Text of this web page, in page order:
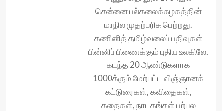
சென்னை பல்கலைக்கழகத்தின்
மாநில முதற்பரிசு பெற்றது.
கணினித் தமிழ்வலைப் பதிவுகள்
பின்னிப் பிணைக்கும் புதிய உலகிலே,
கடந்த 20 ஆண்டுகளாக
1000க்கும் மேற்பட்ட விஞ்ஞானக்
கட்டுரைகள், கவிதைகள்,
கதைகள், நாடகங்கள் பற்பல